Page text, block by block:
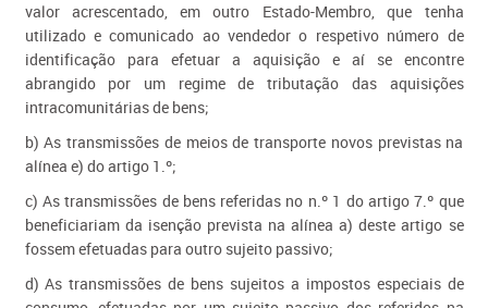
valor acrescentado, em outro Estado-Membro, que tenha
utilizado e comunicado ao vendedor o respetivo número de
identificação para ​efetuar a aquisição e aí se encontre
abrangido por um regime de tributação das aquisições
intracomunitárias de bens;
b) As transmissões de meios de transporte novos previstas na
alínea e) do artigo 1.º;
c) As transmissões de bens referidas no n.º 1 do artigo 7.º que
beneficiariam da isenção prevista na alínea a) deste artigo se
fossem efetuadas para outro sujeito passivo;
d) As transmissões de bens sujeitos a impostos especiais de